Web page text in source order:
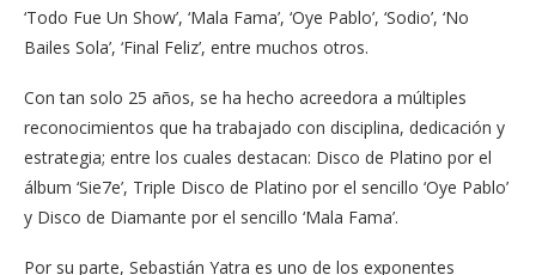
‘Todo Fue Un Show’, ‘Mala Fama’, ‘Oye Pablo’, ‘Sodio’, ‘No
Bailes Sola’, ‘Final Feliz’, entre muchos otros.
Con tan solo 25 años, se ha hecho acreedora a múltiples
reconocimientos que ha trabajado con disciplina, dedicación y
estrategia; entre los cuales destacan: Disco de Platino por el
álbum ‘Sie7e’, Triple Disco de Platino por el sencillo ‘Oye Pablo’
y Disco de Diamante por el sencillo ‘Mala Fama’.
Por su parte, Sebastián Yatra es uno de los exponentes